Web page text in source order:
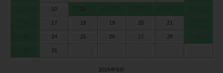
10 11
17 18 19 20 21
24 25 26 27 28
31
2026年9月